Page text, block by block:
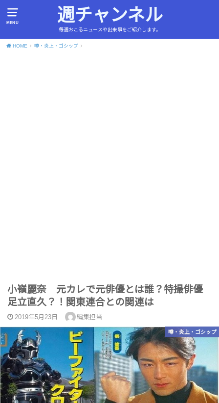
MENU 週チャンネル
毎週おこるニュースや出来事をご紹介します。
HOME 噂・炎上・ゴシップ
小嶺麗奈 元カレで元俳優とは誰？特撮俳優
足立直久？！関東連合との関連は
2019年5月23日 編集担当
噂・炎上・ゴシップ